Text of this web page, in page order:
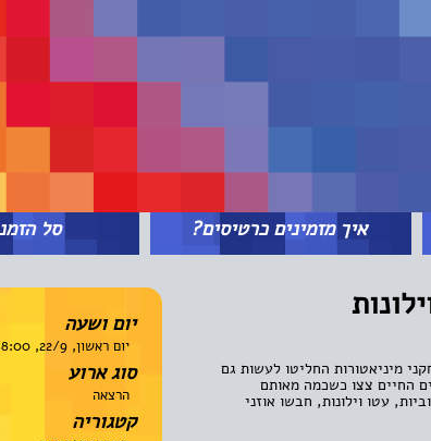
איך מזמינים כרטיסים? סל
מיניאטורות החליטו לעשות גם
החיים צצו כשכמה מאותם
עטו וילונות, חבשו אוזני
יום ושעה
יום ראשון, 22/9, 18:00 - 19:00
סוג ארוע
הרצאה
קטגוריה